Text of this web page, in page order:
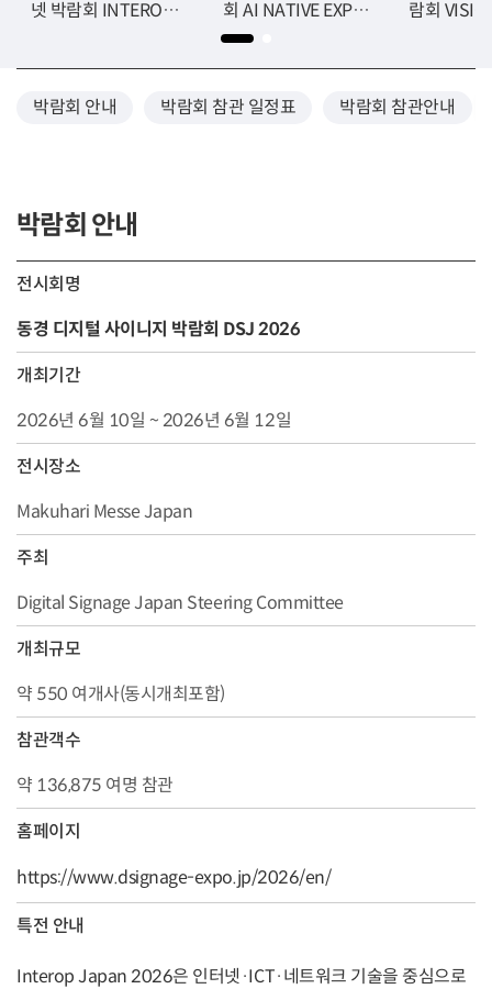
넷 박람회 INTEROP
회 AI NATIVE EXPO
람회
박람회 안내 박람회 참관 일정표 박람회 참관안내
박람회 안내
전시회명
동경 디지털 사이니지 박람회 DSJ 2026
개최기간
2026년 6월 10일 ~ 2026년 6월 12일
전시장소
Makuhari Messe Japan
주최
Digital Signage Japan Steering Committee
개최규모
약 550 여개사(동시개최포함)
참관객수
약 136,875 여명 참관
홈페이지
https://www.dsignage-expo.jp/2026/en/
특전 안내
Interop Japan 2026은 인터넷·ICT·네트워크 기술을 중심으로